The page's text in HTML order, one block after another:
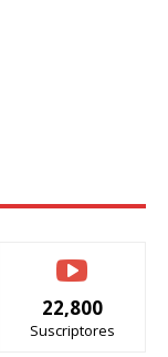
22,800
Suscriptores